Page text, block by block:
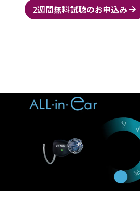
2週間無料試聴のお申込み